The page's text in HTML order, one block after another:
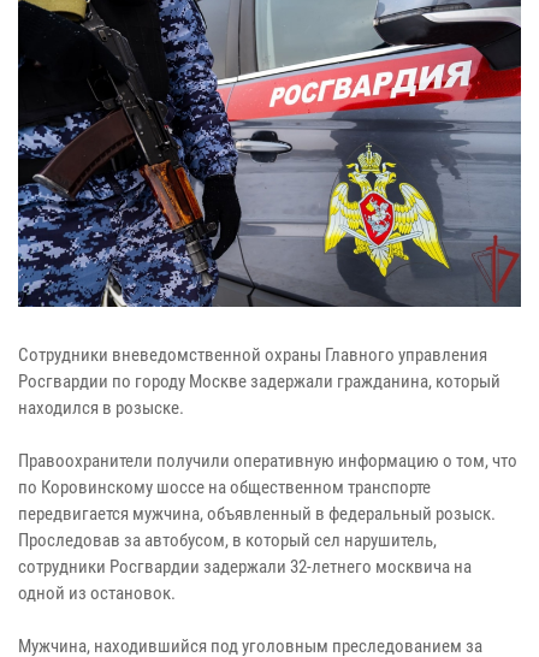
Сотрудники вневедомственной охраны Главного управления
Росгвардии по городу Москве задержали гражданина, который
находился в розыске.
Правоохранители получили оперативную информацию о том, что
по Коровинскому шоссе на общественном транспорте
передвигается мужчина, объявленный в федеральный розыск.
Проследовав за автобусом, в который сел нарушитель,
сотрудники Росгвардии задержали 32-летнего москвича на
одной из остановок.
Мужчина, находившийся под уголовным преследованием за